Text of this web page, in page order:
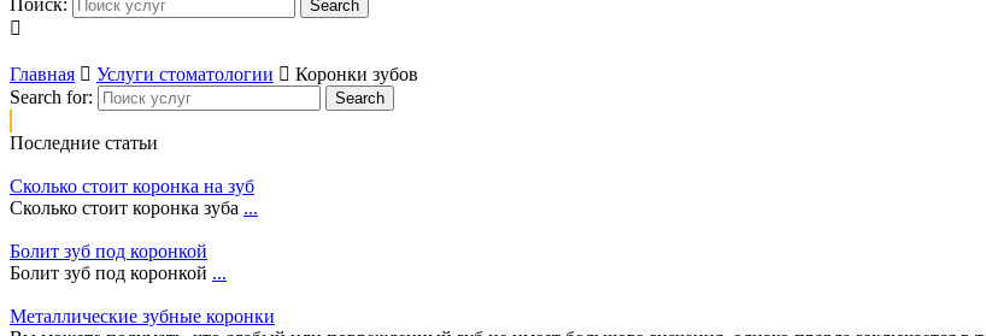
Поиск:
Главная Услуги стоматологии
Коронки зубов
Search for:
Последние статьи
Сколько стоит коронка на зуб
Сколько стоит коронка зуба ...
Болит зуб под коронкой
Болит зуб под коронкой ...
Металлические зубные коронки